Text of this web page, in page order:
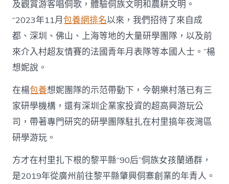
及觀賞游客唱侗歌，體驗侗族文明和農耕文明。
“2023年11月包養網排名以來，我們招待了來自成
都、深圳、佛山、上海等地的大量研學團隊，以及前
來介入村超友情賽的法國青年月表隊等本國人士。”楊
想妮說。
在楊包養想妮團隊的示范帶動下，今朝樂村落已有三
家研學機構，還有深圳企業家投資的超高興游玩公
司，帶著專門研究的研學團隊駐扎在村里搞年夜灣區
研學游玩。
方才在村里扎下根的黎平縣“90后”侗族女孩蘭通群，
是2019年從廣州前往黎平縣肇興侗寨創業的年青人。